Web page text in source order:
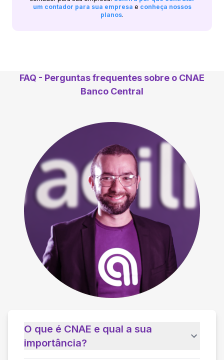
um contador para sua empresa e conheça nossos
planos.
FAQ - Perguntas frequentes sobre o CNAE
Banco Central
O que é CNAE e qual a sua
importância?